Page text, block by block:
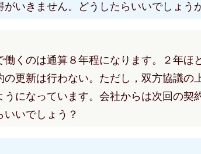
いきません。どうしたらいいでしょう
くのは通算８年程になります。２年ほ
更新は行わない。ただし，双方協議の
になっています。会社からは次回の契
いでしょう？